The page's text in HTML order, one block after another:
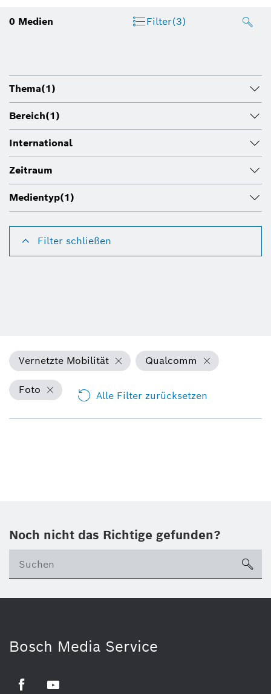
0 Medien Filter(3)
Thema(1)
Bereich(1)
International
Zeitraum
Medientyp(1)
Filter schließen
Vernetzte Mobilität Qualcomm
Foto Alle Filter zurücksetzen
Noch nicht das Richtige gefunden?
Bosch Media Service